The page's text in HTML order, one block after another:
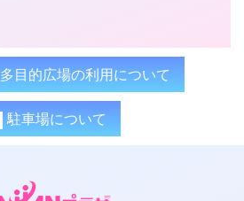
目的広場の利用について
駐車場について